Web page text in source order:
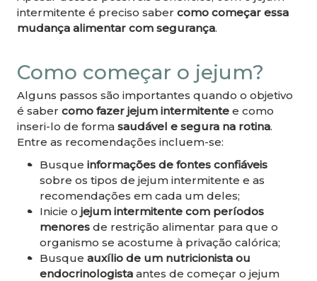
intermitente é preciso saber como começar essa
mudança alimentar com segurança.
Como começar o jejum?
Alguns passos são importantes quando o objetivo
é saber como fazer jejum intermitente e como
inseri-lo de forma saudável e segura na rotina.
Entre as recomendações incluem-se:
Busque informações de fontes confiáveis
sobre os tipos de jejum intermitente e as
recomendações em cada um deles;
Inicie o jejum intermitente com períodos
menores de restrição alimentar para que o
organismo se acostume à privação calórica;
Busque auxílio de um nutricionista ou
endocrinologista antes de começar o jejum